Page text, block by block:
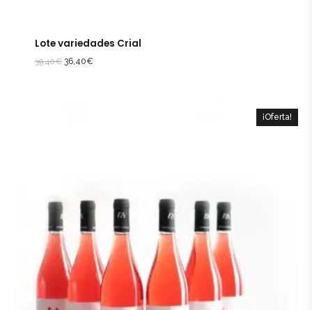
Lote variedades Crial
39,40€ 36,40€
¡Oferta!